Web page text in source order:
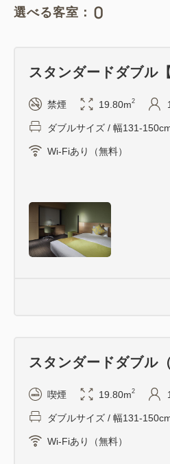
※引換券1枚で、3,000円（税
※引き換え後のお買物・お食
までご利用いただけます。
※お買物・お食事券は、一部
がございます。詳しくは施設
park.com/lalaport/kashiwa/
※営業時間や休館日など詳細
選べる客室： 0
スタンダードダブル
禁煙 19.80m2
ダブルサイズ / 幅131-
Wi-Fiあり（無料）
スタンダードダブル
喫煙 19.80m2
ダブルサイズ / 幅131-
Wi-Fiあり（無料）